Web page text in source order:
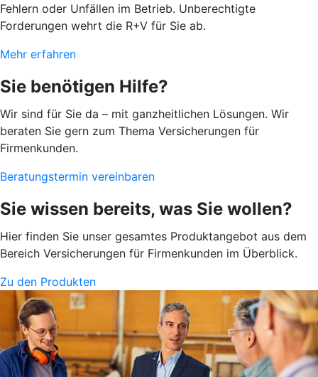
Fehlern oder Unfällen im Betrieb. Unberechtigte
Forderungen wehrt die R+V für Sie ab.
Mehr erfahren
Sie benötigen Hilfe?
Wir sind für Sie da – mit ganzheitlichen Lösungen. Wir
beraten Sie gern zum Thema Versicherungen für
Firmenkunden.
Beratungstermin vereinbaren
Sie wissen bereits, was Sie wollen?
Hier finden Sie unser gesamtes Produktangebot aus dem
Bereich Versicherungen für Firmenkunden im Überblick.
Zu den Produkten